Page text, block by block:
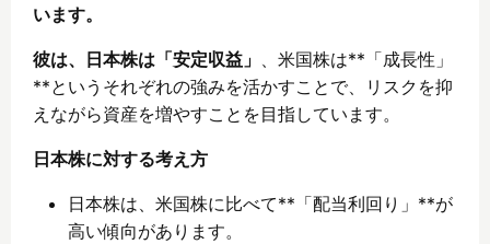
います。
彼は、日本株は「安定収益」 、米国株は**「成長性」
**というそれぞれの強みを活かすことで、リスクを抑
えながら資産を増やすことを目指しています。
日本株に対する考え方
日本株は、米国株に比べて**「配当利回り」**が
高い傾向があります。